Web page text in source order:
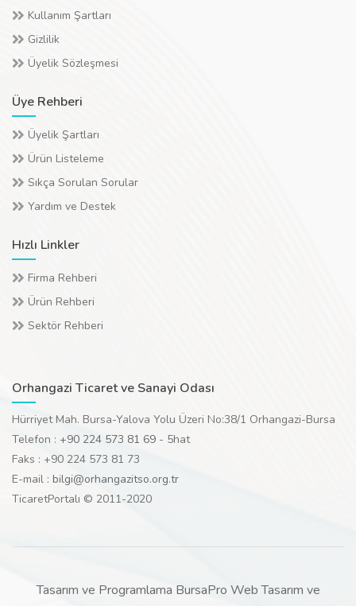
Kullanım Şartları
Gizlilik
Üyelik Sözleşmesi
Üye Rehberi
Üyelik Şartları
Ürün Listeleme
Sıkça Sorulan Sorular
Yardım ve Destek
Hızlı Linkler
Firma Rehberi
Ürün Rehberi
Sektör Rehberi
Orhangazi Ticaret ve Sanayi Odası
Hürriyet Mah. Bursa-Yalova Yolu Üzeri No:38/1 Orhangazi-Bursa
Telefon : +90 224 573 81 69 - 5hat
Faks : +90 224 573 81 73
E-mail : bilgi@orhangazitso.org.tr
TicaretPortalı © 2011-2020
Tasarım ve Programlama BursaPro Web Tasarım ve